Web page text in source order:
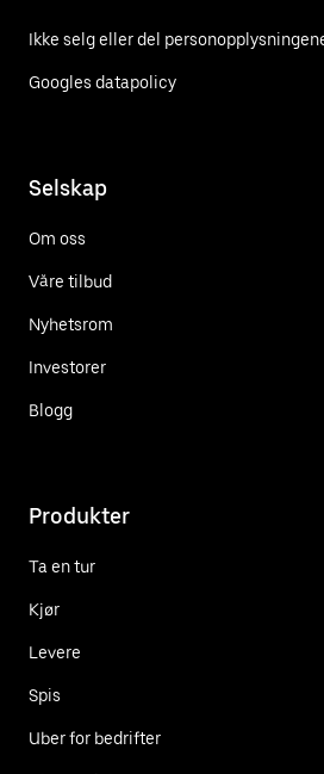
Ikke selg eller del
Googles datapolicy
Selskap
Om oss
Våre tilbud
Nyhetsrom
Investorer
Blogg
Produkter
Ta en tur
Kjør
Levere
Spis
Uber for bedrifter